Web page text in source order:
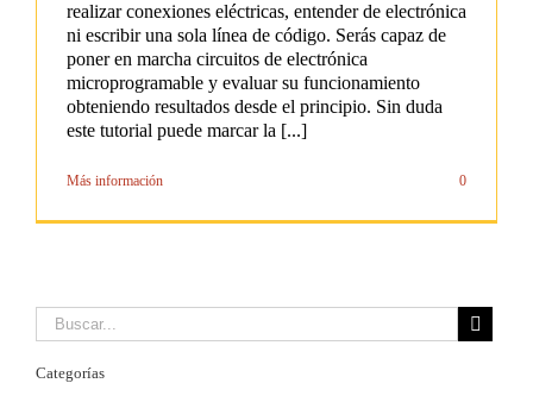
realizar conexiones eléctricas, entender de electrónica
ni escribir una sola línea de código. Serás capaz de
poner en marcha circuitos de electrónica
microprogramable y evaluar su funcionamiento
obteniendo resultados desde el principio. Sin duda
este tutorial puede marcar la [...]
Más información 0
Categorías